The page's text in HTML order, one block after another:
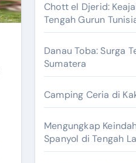
Chott el Djerid:
Tengah Gurun
Danau Toba: Surga
Sumatera
Camping Ceria di
Mengungkap
Spanyol di Tengah